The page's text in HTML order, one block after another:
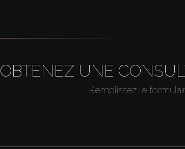
OBTENEZ UNE
Remplissez le